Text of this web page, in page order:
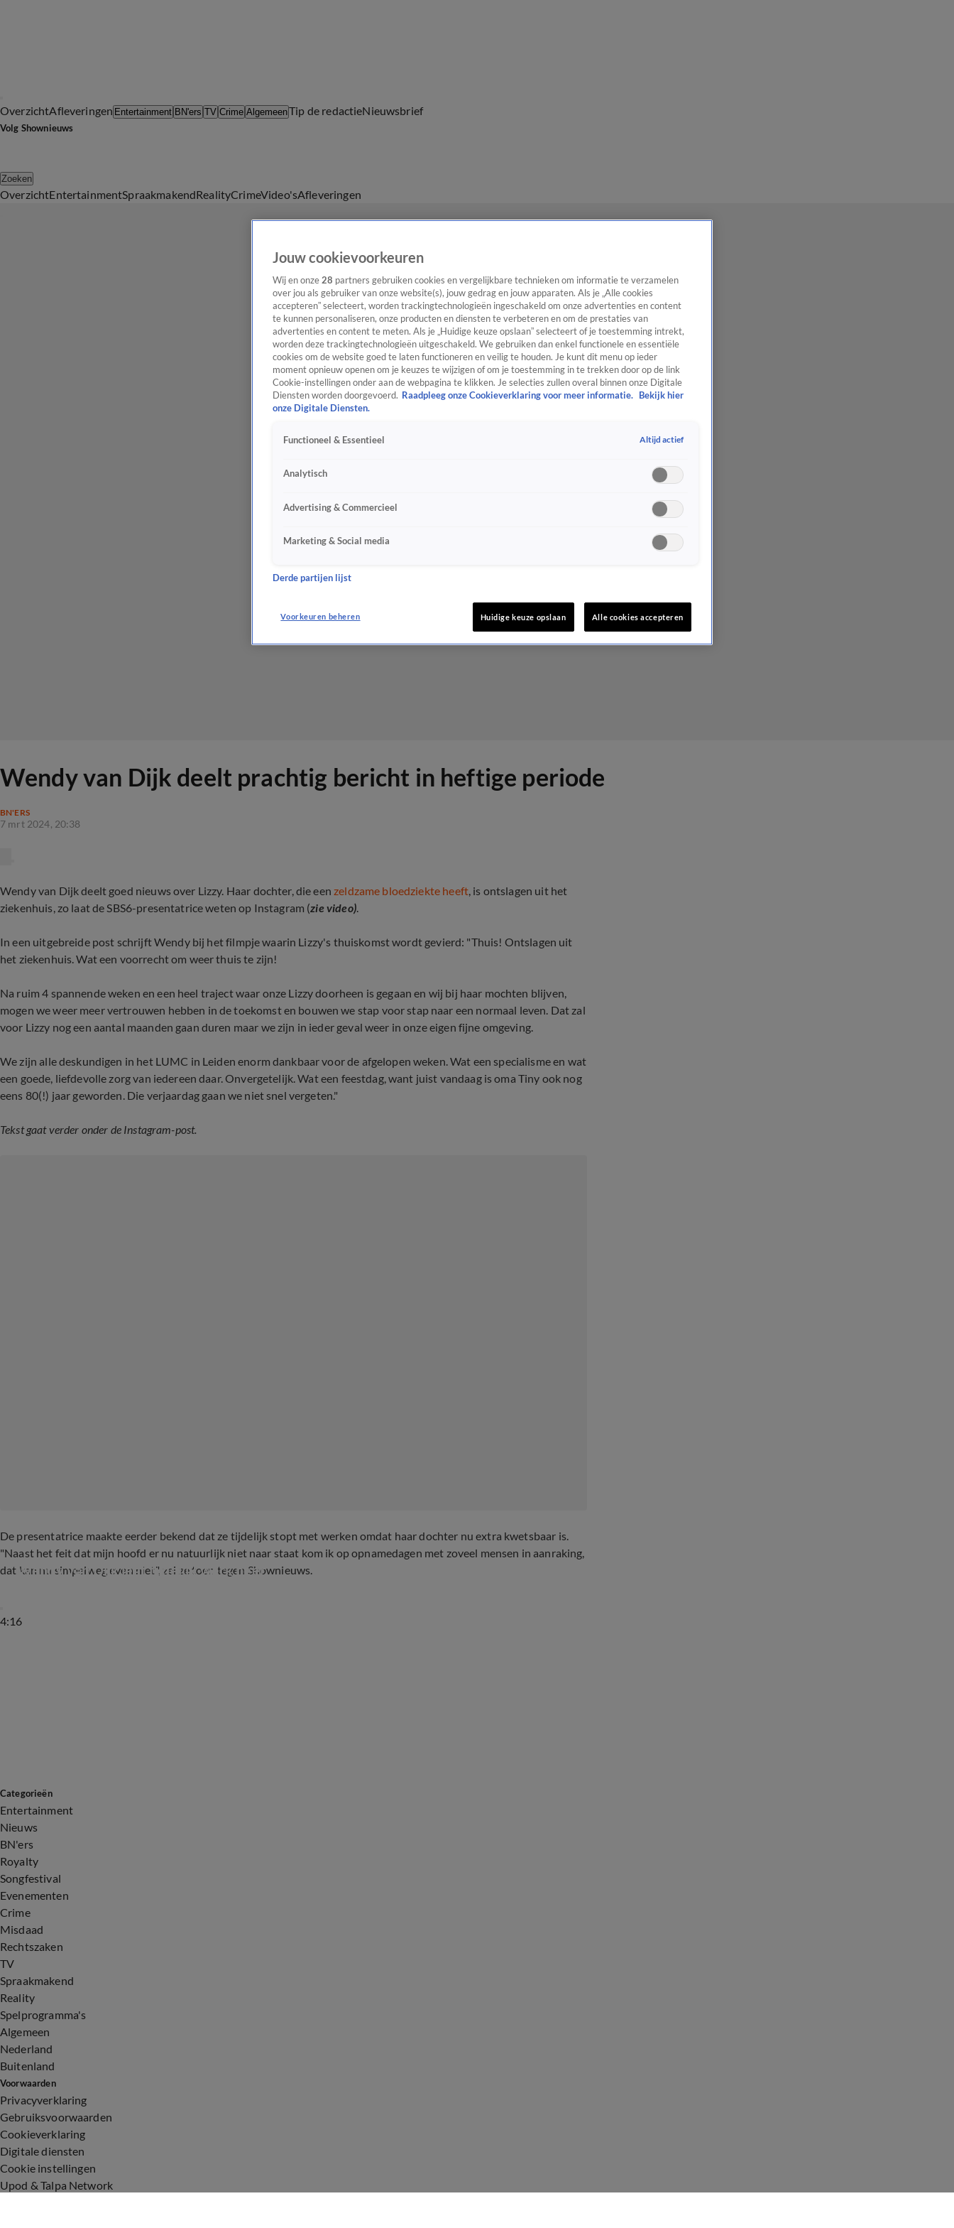
OverzichtAfleveringen Entertainment BN'ers TV Crime AlgemeenTip de redactieNieuwsbrief
Volg Shownieuws
Zoeken
OverzichtEntertainmentSpraakmakendRealityCrimeVideo'sAfleveringen
Wendy van Dijk deelt prachtig bericht in heftige periode
BN'ERS
7 mrt 2024, 20:38
Wendy van Dijk deelt goed nieuws over Lizzy. Haar dochter, die een zeldzame bloedziekte heeft, is ontslagen uit het
ziekenhuis, zo laat de SBS6-presentatrice weten op Instagram (zie video).
In een uitgebreide post schrijft Wendy bij het filmpje waarin Lizzy's thuiskomst wordt gevierd: "Thuis! Ontslagen uit
het ziekenhuis. Wat een voorrecht om weer thuis te zijn!
Na ruim 4 spannende weken en een heel traject waar onze Lizzy doorheen is gegaan en wij bij haar mochten blijven,
mogen we weer meer vertrouwen hebben in de toekomst en bouwen we stap voor stap naar een normaal leven. Dat zal
voor Lizzy nog een aantal maanden gaan duren maar we zijn in ieder geval weer in onze eigen fijne omgeving.
We zijn alle deskundigen in het LUMC in Leiden enorm dankbaar voor de afgelopen weken. Wat een specialisme en wat
een goede, liefdevolle zorg van iedereen daar. Onvergetelijk. Wat een feestdag, want juist vandaag is oma Tiny ook nog
eens 80(!) jaar geworden. Die verjaardag gaan we niet snel vergeten."
Tekst gaat verder onder de Instagram-post.
De presentatrice maakte eerder bekend dat ze tijdelijk stopt met werken omdat haar dochter nu extra kwetsbaar is.
"Naast het feit dat mijn hoofd er nu natuurlijk niet naar staat kom ik op opnamedagen met zoveel mensen in aanraking,
dat kan nu simpelweg even niet", zei ze toen tegen Shownieuws.
4:16
Wendy van Dijk legt tijdelijk werk neer
Categorieën
Entertainment
Nieuws
BN'ers
Royalty
Songfestival
Evenementen
Crime
Misdaad
Rechtszaken
TV
Spraakmakend
Reality
Spelprogramma's
Algemeen
Nederland
Buitenland
Voorwaarden
Privacyverklaring
Gebruiksvoorwaarden
Cookieverklaring
Digitale diensten
Cookie instellingen
Upod & Talpa Network
Jouw cookievoorkeuren
Wij en onze 28 partners gebruiken cookies en vergelijkbare technieken om informatie te verzamelen
over jou als gebruiker van onze website(s), jouw gedrag en jouw apparaten. Als je „Alle cookies
accepteren” selecteert, worden trackingtechnologieën ingeschakeld om onze advertenties en content
te kunnen personaliseren, onze producten en diensten te verbeteren en om de prestaties van
advertenties en content te meten. Als je „Huidige keuze opslaan” selecteert of je toestemming intrekt,
worden deze trackingtechnologieën uitgeschakeld. We gebruiken dan enkel functionele en essentiële
cookies om de website goed te laten functioneren en veilig te houden. Je kunt dit menu op ieder
moment opnieuw openen om je keuzes te wijzigen of om je toestemming in te trekken door op de link
Cookie-instellingen onder aan de webpagina te klikken. Je selecties zullen overal binnen onze Digitale
Diensten worden doorgevoerd. Raadpleeg onze Cookieverklaring voor meer informatie. Bekijk hier
onze Digitale Diensten.
Functioneel & Essentieel Altijd actief
Analytisch
Advertising & Commercieel
Marketing & Social media
Derde partijen lijst
Voorkeuren beheren Huidige keuze opslaan Alle cookies accepteren